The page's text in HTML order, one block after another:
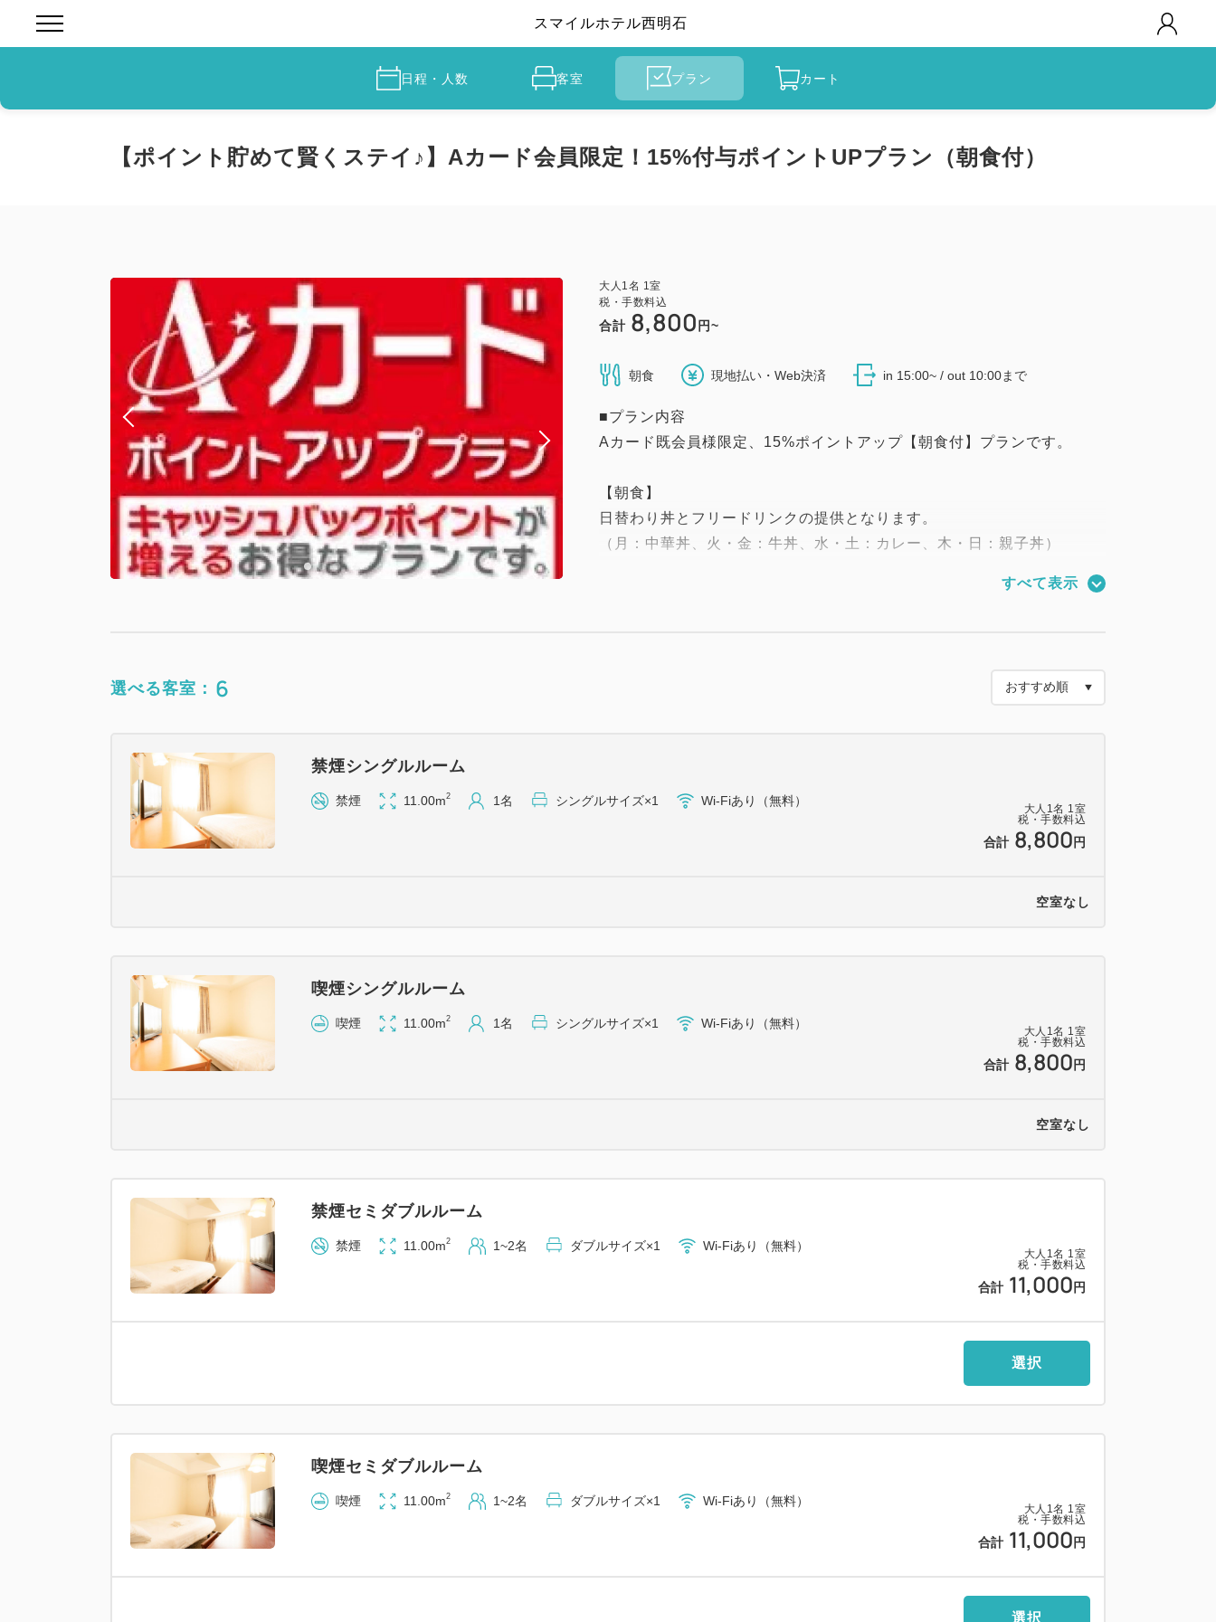
スマイルホテル西明石
日程・人数 客室 プラン カート
【ポイント貯めて賢くステイ♪】Aカード会員限定！15%付与ポイントUPプラン（朝食付）
大人 1名 1室
税・手数料込
合計 8,800 円~
朝食 現地払い・Web決済 in 15:00~ / out 10:00まで
■プラン内容
Aカード既会員様限定、15%ポイントアップ【朝食付】プランです。
【朝食】
日替わり丼とフリードリンクの提供となります。
（月：中華丼、火・金：牛丼、水・土：カレー、木・日：親子丼）
・SDGsの観点からご連泊時のお部屋の清掃を3泊毎に1回とさせていただ
客室清掃日以外の日にはドア前にバスタオルとフェイスタオルをご用意
新しいバスマットが必要でしたらフロントでお渡しいたします。
・まんがコーナー（無料）
・Wi-Fi無料
・ドライヤー、湯沸かしポット、消臭スプレー
※機械式駐車場は高さ1.5m以下の乗用車のみ可（大型普通車不可）
※トラック駐車不可、自転車・バイク駐車不可
・JR神戸線「西明石駅」東口改札より徒歩約2分、西口改札より徒歩約3
・第二神明道路「玉津IC」より約10分（約4km）
すべて表示
選べる客室： 6
大人 1名 1室
税・手数料込
合計 8,800 円
禁煙シングルルーム
禁煙 11.00m2 1名 シングルサイズ×1 Wi-Fiあり（無料）
空室なし
大人 1名 1室
税・手数料込
合計 8,800 円
喫煙シングルルーム
喫煙 11.00m2 1名 シングルサイズ×1 Wi-Fiあり（無料）
空室なし
大人 1名 1室
税・手数料込
合計 11,000 円
禁煙セミダブルルーム
禁煙 11.00m2 1~2名 ダブルサイズ×1 Wi-Fiあり（無料）
選択
大人 1名 1室
税・手数料込
合計 11,000 円
喫煙セミダブルルーム
喫煙 11.00m2 1~2名 ダブルサイズ×1 Wi-Fiあり（無料）
選択